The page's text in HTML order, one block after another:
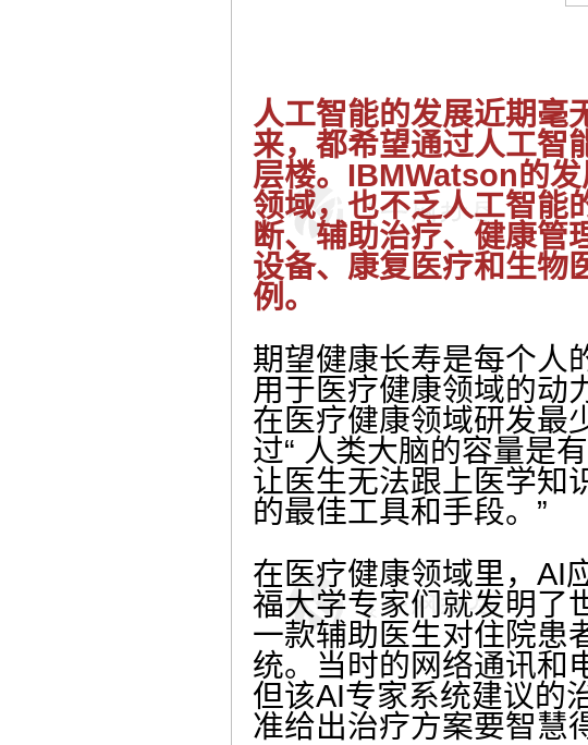
人工智能的发展近期毫
来，都希望通过人工智
层楼。IBMWatson的
领域，也不乏人工智能
断、辅助治疗、健康管
设备、康复医疗和生物
例。
期望健康长寿是每个人
用于医疗健康领域的动
在医疗健康领域研发最
过“ 人类大脑的容量是
让医生无法跟上医学知
的最佳工具和手段。”
在医疗健康领域里，AI
福大学专家们就发明了
一款辅助医生对住院患
统。当时的网络通讯和
但该AI专家系统建议的
准给出治疗方案要智慧